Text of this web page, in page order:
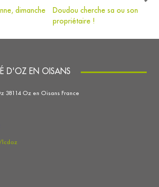
dimanche
Doudou cherche sa ou son
propriétaire !
D'OZ EN OISANS
38114 Oz en Oisans France
lcdoz